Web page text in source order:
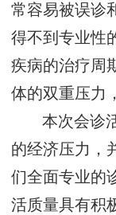
常容易被误诊
得不到专业性
疾病的治疗周
体的双重压力，
本次会诊
的经济压力，
们全面专业的
活质量具有积